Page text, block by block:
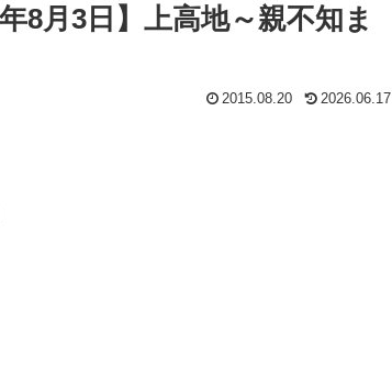
8月3日】上高地～親不知ま
2015.08.20 2026.06.17